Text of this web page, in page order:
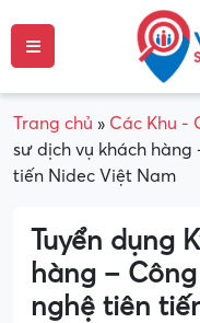
Trang chủ » Các Khu -
sư dịch vụ khách
tiến Nidec Việt Nam
Tuyển dụng
hàng –
nghệ tiên